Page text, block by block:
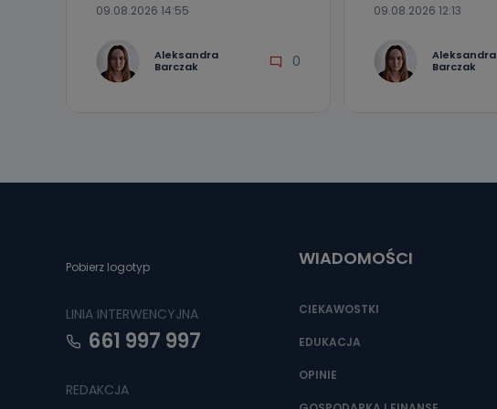
09.08.2026 14:55
Aleksandra
Barczak
0
09.08.2026 12:13
Aleksandra
Barczak
Pobierz logotyp
LINIA INTERWENCYJNA
661 997 997
REDAKCJA
WIADOMOŚCI
CIEKAWOSTKI
EDUKACJA
OPINIE